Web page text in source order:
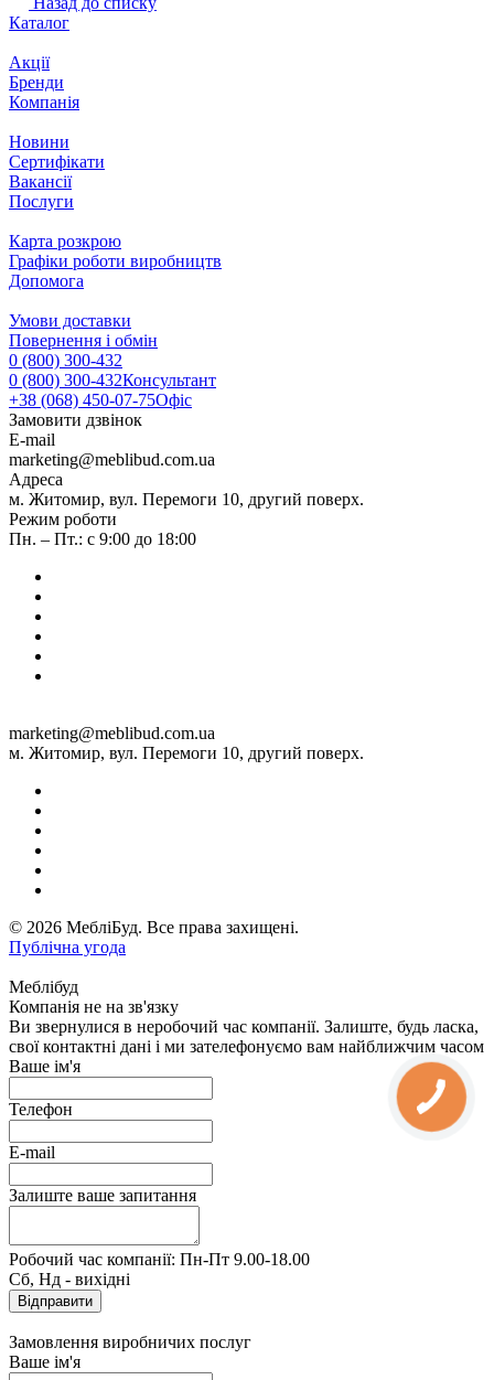
Каталог
Акції
Бренди
Компанія
Новини
Сертифікати
Вакансії
Послуги
Карта розкрою
Графіки роботи виробництв
Допомога
Умови доставки
Повернення і обмін
0 (800) 300-432
0 (800) 300-432Консультант
+38 (068) 450-07-75Офіс
Замовити дзвінок
E-mail
marketing@meblibud.com.ua
Адреса
м. Житомир, вул. Перемоги 10, другий поверх.
Режим роботи
Пн. – Пт.: с 9:00 до 18:00
marketing@meblibud.com.ua
м. Житомир, вул. Перемоги 10, другий поверх.
© 2026 МебліБуд. Все права захищені.
Публічна угода
Меблібуд
Компанія не на зв'язку
Ви звернулися в неробочий час компанії. Залиште, будь ласка,
свої контактні дані і ми зателефонуємо вам найближчим часом
Ваше ім'я
Телефон
E-mail
Залиште ваше запитання
Робочий час компанії: Пн-Пт 9.00-18.00
Сб, Нд - вихідні
Замовлення виробничих послуг
Ваше ім'я